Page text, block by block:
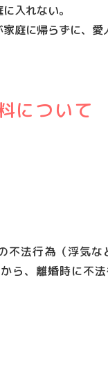
入れない。
庭に帰らずに、愛
について
不法行為（浮気
ら、離婚時に不